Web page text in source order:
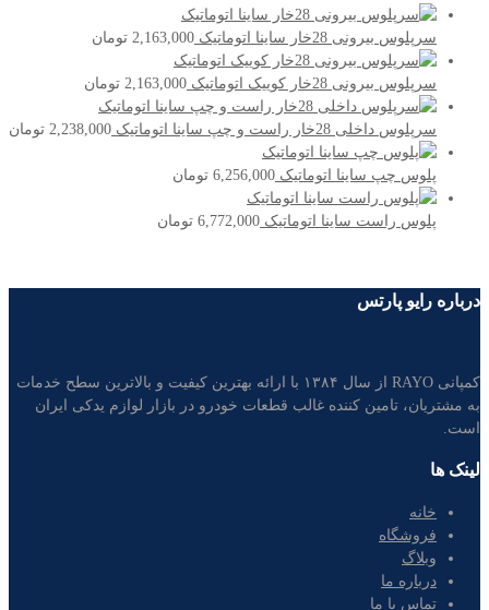
سرپلوس بیرونی 28خار ساینا اتوماتیک 2,163,000 تومان
سرپلوس بیرونی 28خار کوییک اتوماتیک 2,163,000 تومان
سرپلوس داخلی 28خار راست و چپ ساینا اتوماتیک 2,238,000 تومان
پلوس چپ ساینا اتوماتیک 6,256,000 تومان
پلوس راست ساینا اتوماتیک 6,772,000 تومان
درباره رایو پارتس
کمپانی RAYO از سال ۱۳۸۴ با ارائه بهترین کیفیت و بالاترین سطح خدمات
به مشتریان، تامین کننده غالب قطعات خودرو در بازار لوازم یدکی ایران
است.
لینک ها
خانه
فروشگاه
وبلاگ
درباره ما
تماس با ما